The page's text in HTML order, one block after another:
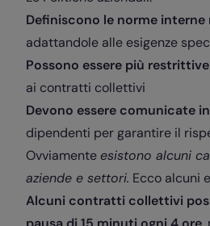
Definiscono le norme interne
adattandole alle esigenze
Possono essere più
ai contratti collettivi
Devono essere comunicate
dipendenti per garantire il
Ovviamenteesistono alcuni
aziende e settori. Ecco alcuni
Alcuni contratti collettivi